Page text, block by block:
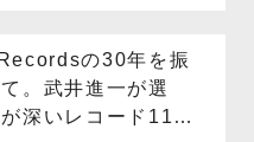
の30年を振
。武井進一が選
深いレコード11選